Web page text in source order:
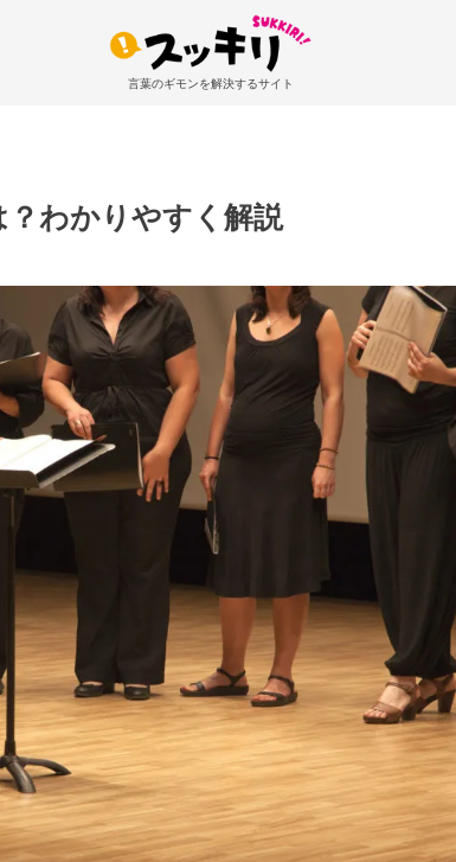
言葉のギモンを解決するサイト
？わかりやすく解説